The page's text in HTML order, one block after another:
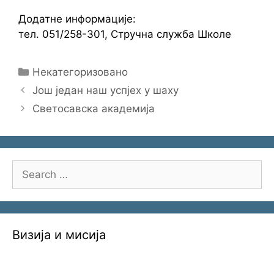
Додатне информације:
тел. 051/258-301, Стручна служба Школе
Categories
Некатегоризовано
Још један наш успјех у шаху
Светосавска академија
for:
Визија и мисија